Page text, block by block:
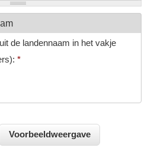
de landennaam in het vakje
*